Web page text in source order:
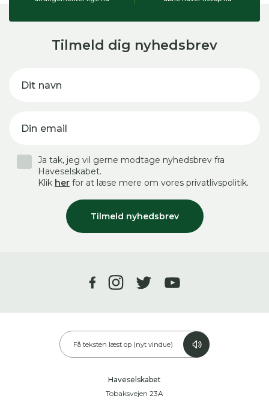
Tilmeld dig nyhedsbrev
Dit navn
Din email
Tilmeld nyhedsbrev
Ja tak, jeg vil gerne modtage nyhedsbrev fra
Haveselskabet.
Klik her for at læse mere om vores privatlivspolitik.
Få teksten læst op (nyt vindue)
Haveselskabet
Tobaksvejen 23A